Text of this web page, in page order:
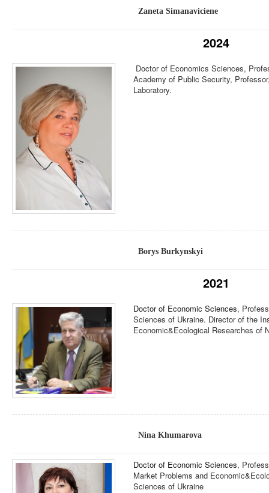
Zaneta Simanaviciene
2024
Doctor of Economics Sciences,
Academy of Public Security,
Laboratory.
Borys Burkynskyi
2021
Doctor of Economic Sciences,
Sciences of Ukraine. Director of the
Economic&Ecological Researches of
Nina Khumarova
Doctor of Economic Sciences,
Market Problems and
Sciences of Ukraine